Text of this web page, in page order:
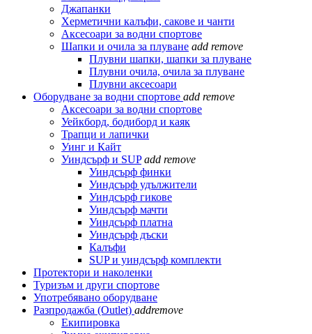
Джапанки
Херметични калъфи, сакове и чанти
Аксесоари за водни спортове
Шапки и очила за плуване add remove
Плувни шапки, шапки за плуване
Плувни очила, очила за плуване
Плувни аксесоари
Оборудване за водни спортове add remove
Аксесоари за водни спортове
Уейкборд, бодиборд и каяк
Трапци и лапички
Уинг и Кайт
Уиндсърф и SUP add remove
Уиндсърф финки
Уиндсърф удължители
Уиндсърф гикове
Уиндсърф мачти
Уиндсърф платна
Уиндсърф дъски
Калъфи
SUP и уиндсърф комплекти
Протектори и наколенки
Туризъм и други спортове
Употребявано оборудване
Разпродажба (Outlet) addremove
Екипировка